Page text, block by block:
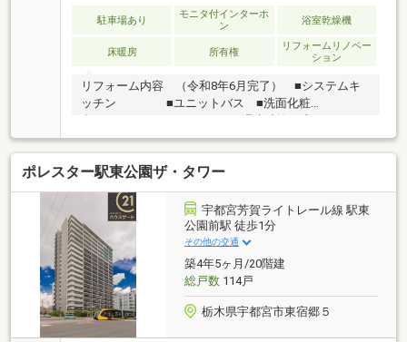
駐車場あり
モニタ付インターホ
ン
浴室乾燥機
床暖房 所有権
リフォームリノベー
ション
リフォーム内容 （令和8年6月完了） ■システムキ
ッチン ■ユニットバス ■洗面化粧
ーリング、建具・玄関収納、収納棚、洗濯水栓、防水
パン、壁・天井クロス、フロアタイル、エアコン（1
基）、照明器具、スイッチ・コンセント□住信SBI代理
事業 東宝ハウスフィナンシャル（T.sローン）□auじぶ
ん銀行（指定不動産会社） ▼8月実行金利
1.130％ ※所定のガンと診断されたら住宅ローン残
高が0円になる『ガン団信』がついた金利です□365日
24時間住まいの駆付けサービス（3年間無料） □東宝ハ
ウスCLUB アフターサービス
ポレスター駅東公園ザ・タワー
宇都宮芳賀ライトレール線 駅東
公園前駅 徒歩1分
その他の交通
築4年5ヶ月/20階建
総戸数114戸
栃木県宇都宮市東宿郷５